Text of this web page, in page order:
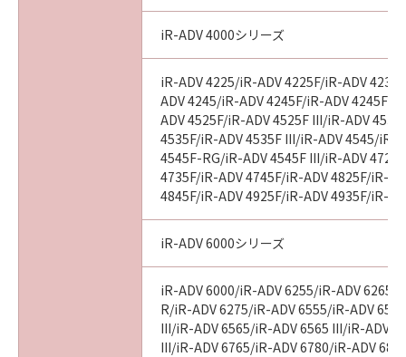
iR-ADV 4000シリーズ
iR-ADV 4225/iR-ADV 4225F/iR-ADV
ADV 4245/iR-ADV 4245F/iR-ADV 4245F-
ADV 4525F/iR-ADV 4525F III/iR-ADV
4535F/iR-ADV 4535F III/iR-ADV 4545/iR-
4545F-RG/iR-ADV 4545F III/iR-ADV
4735F/iR-ADV 4745F/iR-ADV 4825F/iR-
4845F/iR-ADV 4925F/iR-ADV 4935F/iR-
iR-ADV 6000シリーズ
iR-ADV 6000/iR-ADV 6255/iR-ADV 6265/
R/iR-ADV 6275/iR-ADV 6555/iR-ADV
III/iR-ADV 6565/iR-ADV 6565 III/iR-ADV
III/iR-ADV 6765/iR-ADV 6780/iR-ADV